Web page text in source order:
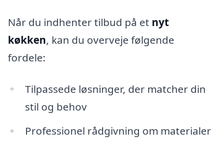
Når du indhenter tilbud på et nyt
køkken, kan du overveje følgende
fordele:
Tilpassede løsninger, der matcher din
stil og behov
Professionel rådgivning om materialer